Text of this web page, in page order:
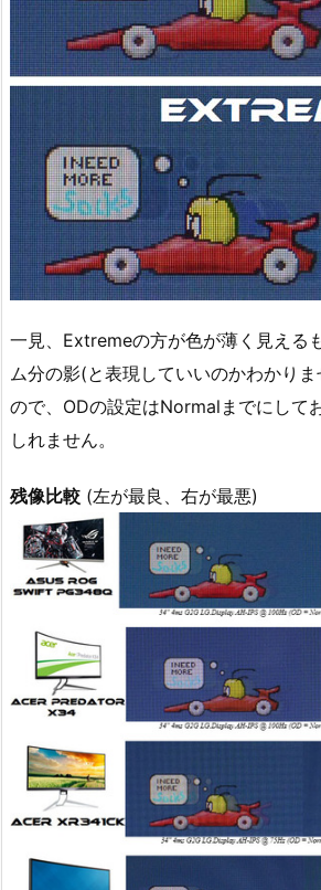
一見、Extremeの方が色が薄く見える
ム分の影(と表現していいのかわかり
ので、ODの設定はNormalまでにして
しれません。
残像比較 (左が最良、右が最悪)